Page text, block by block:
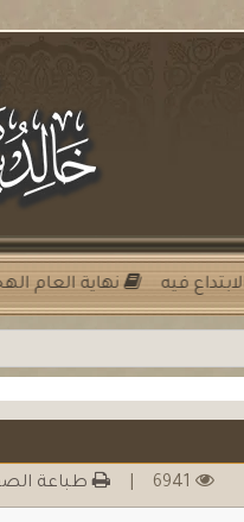
من الابتداع فيه نهاية
6941 طباعة